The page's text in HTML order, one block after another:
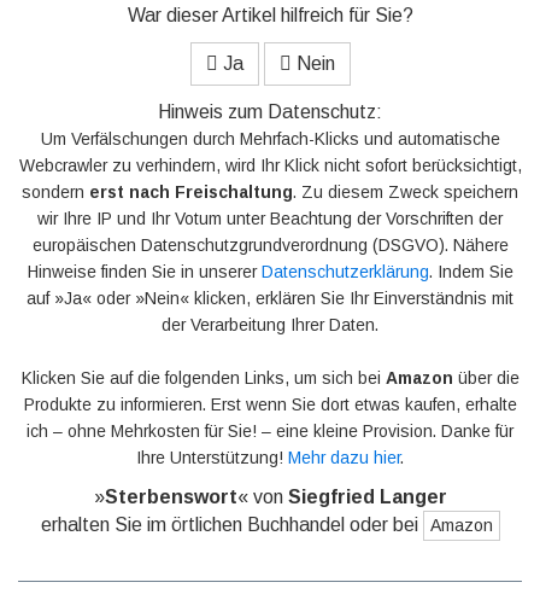
War dieser Artikel hilfreich für Sie?
Ja Nein
Hinweis zum Datenschutz:
Um Verfälschungen durch Mehrfach-Klicks und automatische
Webcrawler zu verhindern, wird Ihr Klick nicht sofort berücksichtigt,
sondern erst nach Freischaltung. Zu diesem Zweck speichern
wir Ihre IP und Ihr Votum unter Beachtung der Vorschriften der
europäischen Datenschutzgrundverordnung (DSGVO). Nähere
Hinweise finden Sie in unsererDatenschutzerklärung. Indem Sie
auf »Ja« oder »Nein« klicken, erklären Sie Ihr Einverständnis mit
der Verarbeitung Ihrer Daten.
Klicken Sie auf die folgenden Links, um sich bei Amazon über die
Produkte zu informieren. Erst wenn Sie dort etwas kaufen, erhalte
ich – ohne Mehrkosten für Sie! – eine kleine Provision. Danke für
Ihre Unterstützung! Mehr dazu hier.
»Sterbenswort« von Siegfried Langer
erhalten Sie im örtlichen Buchhandel oder bei
Amazon